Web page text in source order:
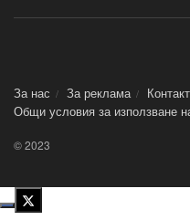
За нас За реклама
Общи условия за използване
© 2023